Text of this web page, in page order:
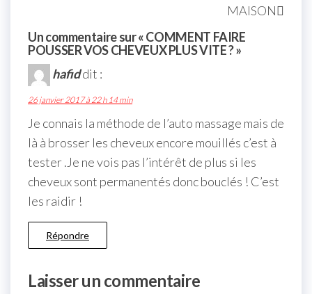
MAISON
Un commentaire sur « COMMENT FAIRE
POUSSER VOS CHEVEUX PLUS VITE ? »
hafiddit :
26 janvier 2017 à 22 h 14 min
Je connais la méthode de l’auto massage mais de
là à brosser les cheveux encore mouillés c’est à
tester .Je ne vois pas l’intérêt de plus si les
cheveux sont permanentés donc bouclés ! C’est
les raidir !
Répondre
Laisser un commentaire